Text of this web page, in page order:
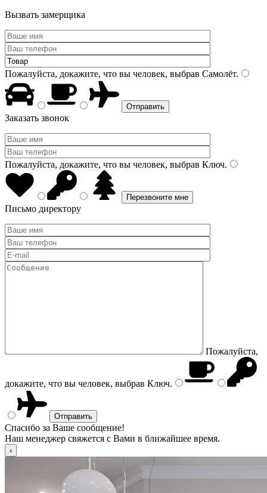
Вызвать замерщика
Пожалуйста, докажите, что вы человек, выбрав Самолёт.
Заказать звонок
Пожалуйста, докажите, что вы человек, выбрав Ключ.
Письмо директору
Пожалуйста,
докажите, что вы человек, выбрав Ключ.
Спасибо за Ваше сообщение!
Наш менеджер свяжется с Вами в ближайшее время.